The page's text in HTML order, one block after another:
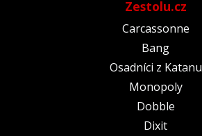
Zestolu.cz
Carcassonne
Bang
Osadníci z Katanu
Monopoly
Dobble
Dixit